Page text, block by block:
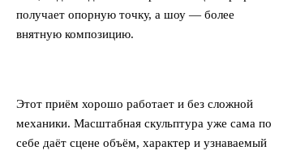
получает опорную точку, а шоу — более
внятную композицию.
Этот приём хорошо работает и без сложной
механики. Масштабная скульптура уже сама по
себе даёт сцене объём, характер и узнаваемый